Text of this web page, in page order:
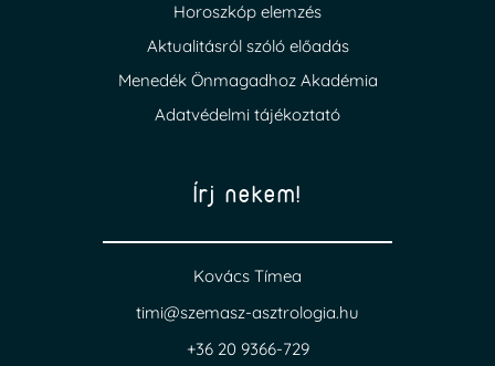
Horoszkóp elemzés
Aktualitásról szóló előadás
Menedék Önmagadhoz Akadémia
Adatvédelmi tájékoztató
Írj nekem!
Kovács Tímea
timi@szemasz-asztrologia.hu
+36 20 9366-729